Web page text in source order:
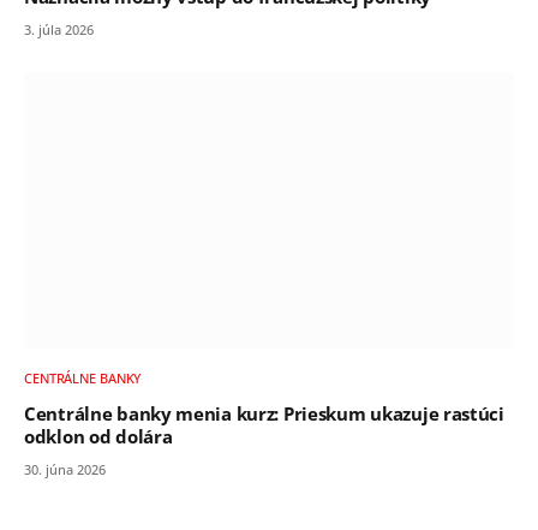
3. júla 2026
CENTRÁLNE BANKY
Centrálne banky menia kurz: Prieskum ukazuje rastúci
odklon od dolára
30. júna 2026